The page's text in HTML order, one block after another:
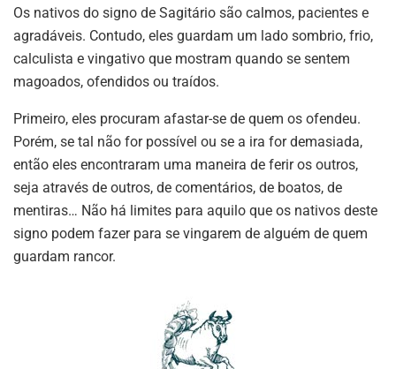
Os nativos do signo de Sagitário são calmos, pacientes e
agradáveis. Contudo, eles guardam um lado sombrio, frio,
calculista e vingativo que mostram quando se sentem
magoados, ofendidos ou traídos.
Primeiro, eles procuram afastar-se de quem os ofendeu.
Porém, se tal não for possível ou se a ira for demasiada,
então eles encontraram uma maneira de ferir os outros,
seja através de outros, de comentários, de boatos, de
mentiras… Não há limites para aquilo que os nativos deste
signo podem fazer para se vingarem de alguém de quem
guardam rancor.